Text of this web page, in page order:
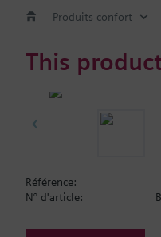
Produits confort
This
Référence:
N° d'article: